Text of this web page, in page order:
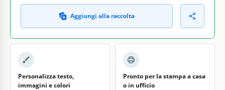
Aggiungi alla raccolta
Personalizza testo,
immagini e colori
Pronto per la stampa a casa
o in ufficio